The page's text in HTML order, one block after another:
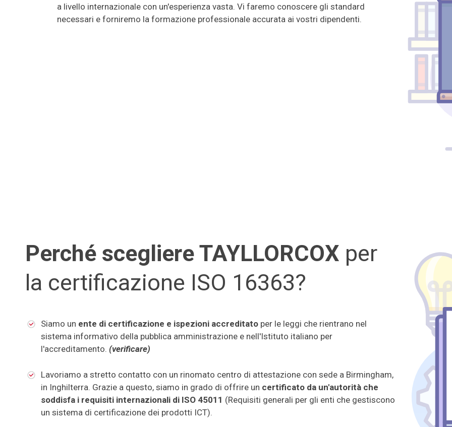
a livello internazionale con un'esperienza vasta. Vi faremo conoscere gli standard
necessari e forniremo la formazione professionale accurata ai vostri dipendenti.
Perché scegliere TAYLLORCOX per
la certificazione ISO 16363?
Siamo un ente di certificazione e ispezioni accreditato per le leggi che rientrano nel
sistema informativo della pubblica amministrazione e nell'Istituto italiano per
l'accreditamento.(verificare)
Lavoriamo a stretto contatto con un rinomato centro di attestazione con sede a Birmingham,
in Inghilterra. Grazie a questo, siamo in grado di offrire un certificato da un'autorità che
soddisfa i requisiti internazionali di ISO 45011 (Requisiti generali per gli enti che gestiscono
un sistema di certificazione dei prodotti ICT).